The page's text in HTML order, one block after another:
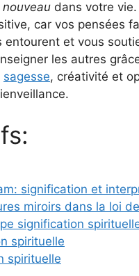
nouveau dans votre
car vos pensées
entourent et vous
les autres
sagesse, créativité et
signification et
miroirs dans la loi
signification
spirituelle
spirituelle